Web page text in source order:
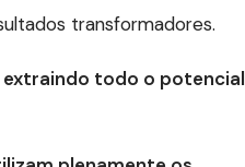
transformadores.
todo o potencial